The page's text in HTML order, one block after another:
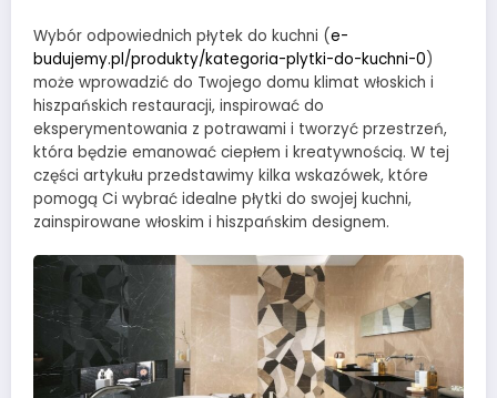
Wybór odpowiednich płytek do kuchni (e-
budujemy.pl/produkty/kategoria-plytki-do-kuchni-0)
może wprowadzić do Twojego domu klimat włoskich i
hiszpańskich restauracji, inspirować do
eksperymentowania z potrawami i tworzyć przestrzeń,
która będzie emanować ciepłem i kreatywnością. W tej
części artykułu przedstawimy kilka wskazówek, które
pomogą Ci wybrać idealne płytki do swojej kuchni,
zainspirowane włoskim i hiszpańskim designem.